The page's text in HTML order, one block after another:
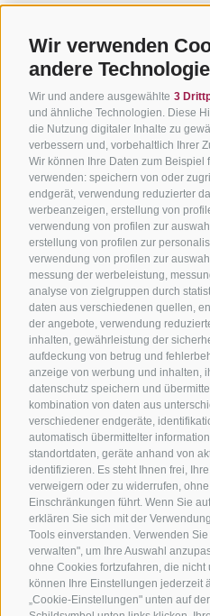
Wir verwenden
andere
Wir und andere ausgewählte 3
und ähnliche Technologien. Diese
die Nutzung digitaler Inhalte zu
verbessern und, vorbehaltlich Ihrer
Wir können Ihre Daten zum Beispiel
verwenden: speichern von oder
endgerät, verwendung reduzierter
werbeanzeigen, erstellung von
verwendung von profilen zur
erstellung von profilen zur
verwendung von profilen zur
messung der werbeleistung,
analyse von zielgruppen durch
daten aus verschiedenen quellen,
der angebote, verwendung
inhalten, gewährleistung der
aufdeckung von betrug und
anzeige von werbung und inhalten,
datenschutz speichern und
kombination von daten aus
verschiedener endgeräte,
automatisch übermittelter
standortdaten, geräte anhand von
identifizieren. Es steht Ihnen frei,
verweigern oder zu widerrufen,
Einschränkungen führt. Wenn Sie
erklären Sie sich mit der
Tools einverstanden. Verwenden
verwalten", um Ihre Auswahl
ohne Cookies fortzufahren, die
können Ihre Einstellungen jederzeit
„Cookie-Einstellungen" unten auf